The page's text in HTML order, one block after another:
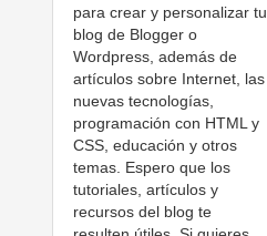
para crear y personalizar tu
blog de Blogger o
Wordpress, además de
artículos sobre Internet, las
nuevas tecnologías,
programación con HTML y
CSS, educación y otros
temas. Espero que los
tutoriales, artículos y
recursos del blog te